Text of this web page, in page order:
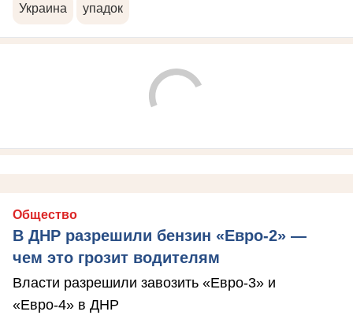
Украина упадок
Общество
В ДНР разрешили бензин «Евро-2» —
чем это грозит водителям
Власти разрешили завозить «Евро-3» и
«Евро-4» в ДНР